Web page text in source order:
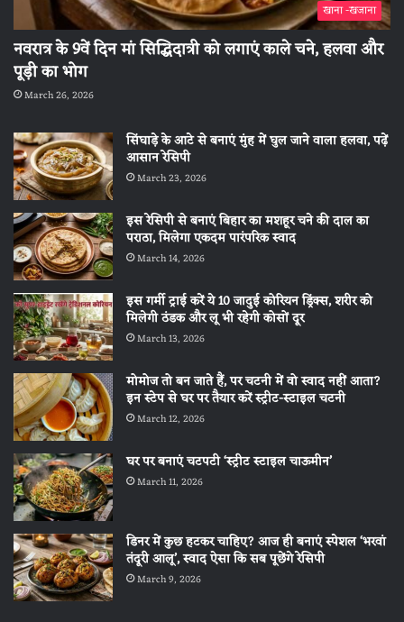
खाना -खजाना
नवरात्र के 9वें दिन मां सिद्धिदात्री को लगाएं काले चने, हलवा और
पूड़ी का भोग
March 26, 2026
सिंघाड़े के आटे से बनाएं मुंह में घुल जाने वाला हलवा, पढ़ें
आसान रेसिपी
March 23, 2026
इस रेसिपी से बनाएं बिहार का मशहूर चने की दाल का
पराठा, मिलेगा एकदम पारंपरिक स्वाद
March 14, 2026
इस गर्मी ट्राई करें ये 10 जादुई कोरियन ड्रिंक्स, शरीर को
मिलेगी ठंडक और लू भी रहेगी कोसों दूर
March 13, 2026
मोमोज तो बन जाते हैं, पर चटनी में वो स्वाद नहीं आता?
इन स्टेप से घर पर तैयार करें स्ट्रीट-स्टाइल चटनी
March 12, 2026
घर पर बनाएं चटपटी ‘स्ट्रीट स्टाइल चाऊमीन’
March 11, 2026
डिनर में कुछ हटकर चाहिए? आज ही बनाएं स्पेशल ‘भरवां
तंदूरी आलू’, स्वाद ऐसा कि सब पूछेंगे रेसिपी
March 9, 2026